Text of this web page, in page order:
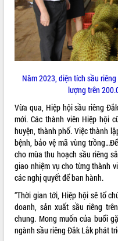
VIDEO
Không có file video nào để phát.
ALBUM ẢNH
Năm 2023, diện tích sầu
lượng trên
Vừa qua, Hiệp hội sầu riêng
mới. Các thành viên Hiệp hội
huyện, thành phố. Việc thành
bệnh, bảo vệ mã vùng
cho mùa thu hoạch sầu riêng
giao nhiệm vụ cho từng thành
các nghị quyết để ban hành.
“Thời gian tới, Hiệp hội sẽ tổ
doanh, sản xuất sầu riêng
chung. Mong muốn của buổi
ngành sầu riêng Đắk Lắk phát